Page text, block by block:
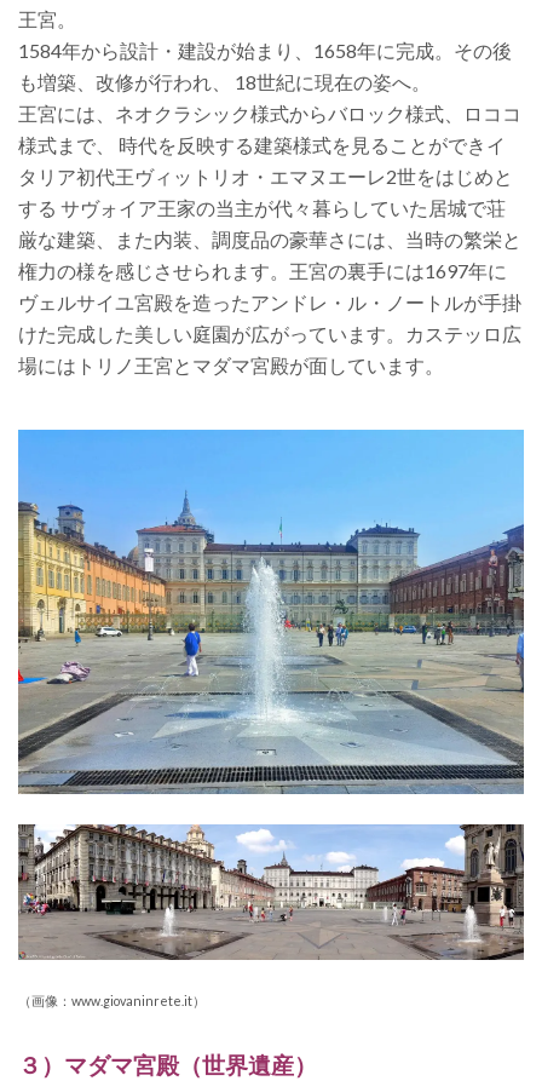
王宮。
1584年から設計・建設が始まり、1658年に完成。その後
も増築、改修が行われ、 18世紀に現在の姿へ。
王宮には、ネオクラシック様式からバロック様式、ロココ
様式まで、 時代を反映する建築様式を見ることができ イ
タリア初代王ヴィットリオ・エマヌエーレ2世をはじめと
する サヴォイア王家の当主が代々暮らしていた居城で荘
厳な建築、また内装、調度品の豪華さには、当時の繁栄と
権力の様を感じさせられます。 王宮の裏手には1697年に
ヴェルサイユ宮殿を造ったアンドレ・ル・ノートルが手掛
けた完成した美しい庭園が広がっています。
カステッロ広
場にはトリノ王宮とマダマ宮殿が面しています。
（画像：www.giovaninrete.it）
３）マダマ宮殿（世界遺産）